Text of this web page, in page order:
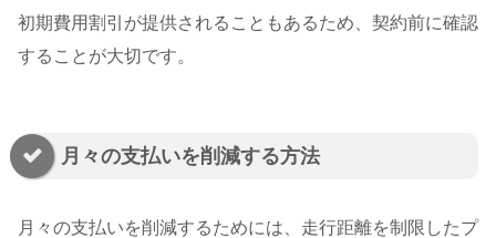
初期費用割引が提供されることもあるため、契約前に確認
することが大切です。
月々の支払いを削減する方法
月々の支払いを削減するためには、走行距離を制限したプ